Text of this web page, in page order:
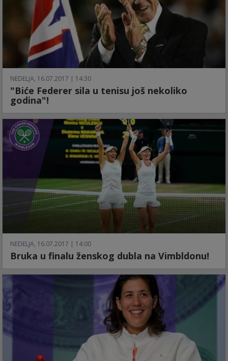
NEDELJA, 16.07.2017 | 14:30
"Biće Federer sila u tenisu još nekoliko
godina"!
NEDELJA, 16.07.2017 | 14:00
Bruka u finalu ženskog dubla na Vimbldonu!